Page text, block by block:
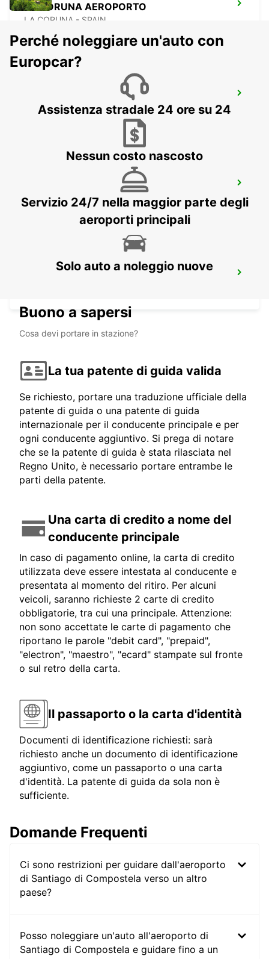
LA CORUNA AEROPORTO
LA CORUNA - SPAIN
VIANA DO CASTELO
VIANA DO CASTELO - PORTUGAL
BRAGA - PORTUGAL
Perché noleggiare un'auto con
Europcar?
Assistenza stradale 24 ore su 24
Nessun costo nascosto
Servizio 24/7 nella maggior parte degli
aeroporti principali
Solo auto a noleggio nuove
Buono a sapersi
Cosa devi portare in stazione?
La tua patente di guida valida
Se richiesto, portare una traduzione ufficiale della
patente di guida o una patente di guida
internazionale per il conducente principale e per
ogni conducente aggiuntivo. Si prega di notare
che se la patente di guida è stata rilasciata nel
Regno Unito, è necessario portare entrambe le
parti della patente.
Una carta di credito a nome del
conducente principale
In caso di pagamento online, la carta di credito
utilizzata deve essere intestata al conducente e
presentata al momento del ritiro. Per alcuni
veicoli, saranno richieste 2 carte di credito
obbligatorie, tra cui una principale. Attenzione:
non sono accettate le carte di pagamento che
riportano le parole "debit card", "prepaid",
"electron", "maestro", "ecard" stampate sul fronte
o sul retro della carta.
Il passaporto o la carta d'identità
Documenti di identificazione richiesti: sarà
richiesto anche un documento di identificazione
aggiuntivo, come un passaporto o una carta
d'identità. La patente di guida da sola non è
sufficiente.
Domande Frequenti
Ci sono restrizioni per guidare dall'aeroporto
di Santiago di Compostela verso un altro
paese?
Posso noleggiare un'auto all'aeroporto di
Santiago di Compostela e guidare fino a un